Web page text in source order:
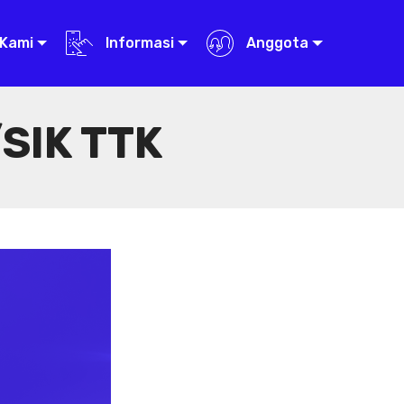
Informasi Anggota
TTK